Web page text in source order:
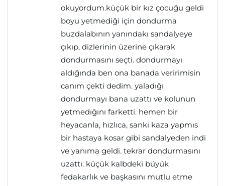
okuyordum.küçük bir kız çocuğu geldi
boyu yetmediği için dondurma
buzdalabının yanındakı sandalyeye
çıkıp, dizlerinin üzerine çıkarak
dondurmasını seçti. dondurmayı
aldığında ben ona banada veririmisin
canım çekti dedim. yaladığı
dondurmayı bana uzattı ve kolunun
yetmedığını farketti. hemen bir
heyacanla, hızlıca, sankı kaza yapmıs
bir hastaya kosar gibi sandalyeden indi
ve yanıma geldi. tekrar dondurmasını
uzattı. küçük kalbdeki büyük
fedakarlık ve başkasını mutlu etme